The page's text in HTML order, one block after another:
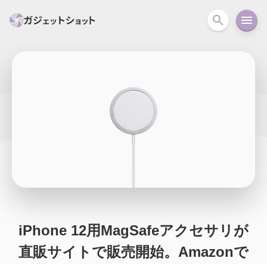
PC関連
スマートホーム アクションカメラ
iPhone 12用MagSafeアクセサリが
直販サイトで販売開始。Amazonで